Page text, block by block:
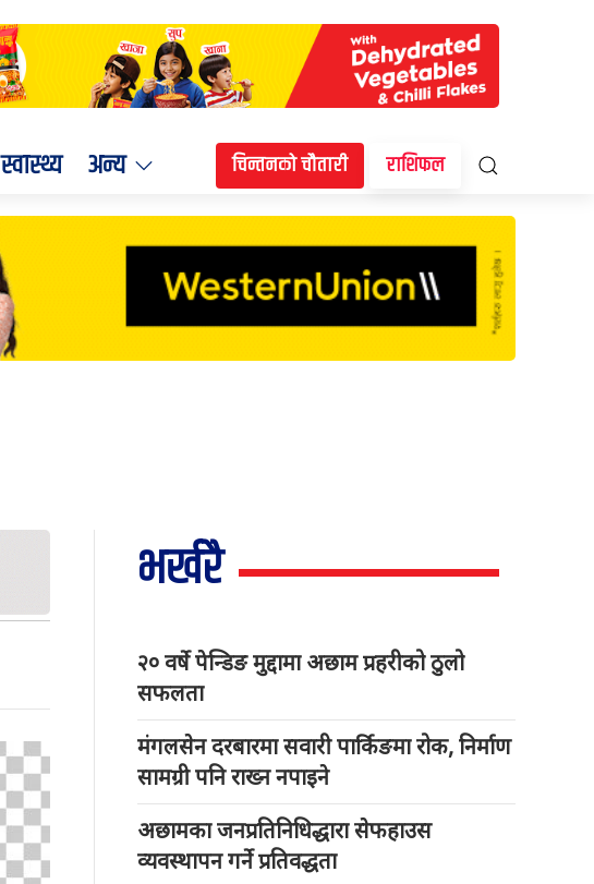
स्वास्थ्य अन्य चिन्तनको चौतारी राशिफल
भर्खरै
२० वर्षे पेन्डिङ मुद्दामा अछाम प्रहरीको ठुलो
सफलता
मंगलसेन दरबारमा सवारी पार्किङमा रोक, निर्माण
सामग्री पनि राख्न नपाइने
अछामका जनप्रतिनिधिद्धारा सेफहाउस
व्यवस्थापन गर्ने प्रतिवद्धता